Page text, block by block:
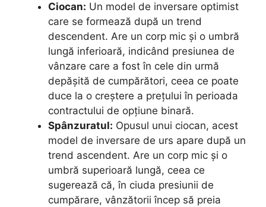
Ciocan: Un model de inversare optimist
care se formează după un trend
descendent. Are un corp mic și o umbră
lungă inferioară, indicând presiunea de
vânzare care a fost în cele din urmă
depășită de cumpărători, ceea ce poate
duce la o creștere a prețului în perioada
contractului de opțiune binară.
Spânzuratul: Opusul unui ciocan, acest
model de inversare de urs apare după un
trend ascendent. Are un corp mic și o
umbră superioară lungă, ceea ce
sugerează că, în ciuda presiunii de
cumpărare, vânzătorii încep să preia